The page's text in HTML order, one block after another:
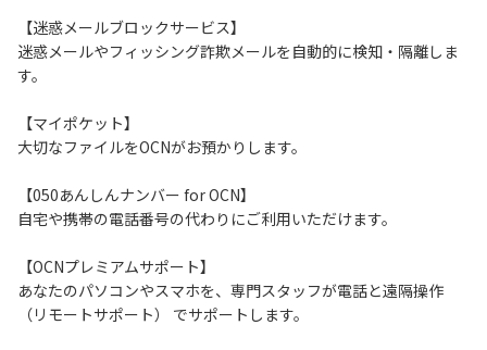
履歴・お気に入り
NTTドコモビジネスのお客さ
【迷惑メールブロックサービス】
迷惑メールやフィッシング詐欺メールを自動的に検知・隔離しま
す。
【マイポケット】
大切なファイルをOCNがお預かりします。
【050あんしんナンバー for OCN】
自宅や携帯の電話番号の代わりにご利用いただけます。
【OCNプレミアムサポート】
あなたのパソコンやスマホを、専門スタッフが電話と遠隔操作
（リモートサポート） でサポートします。